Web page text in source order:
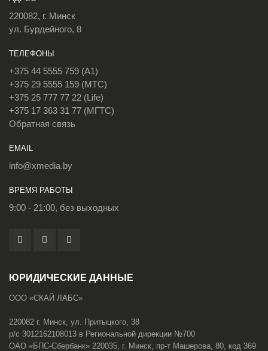
220082, г. Минск
ул. Бурдейного, 8
ТЕЛЕФОНЫ
+375 44 5555 759 (A1)
+375 29 5555 159 (МТС)
+375 25 777 77 22 (Life)
+375 17 363 31 77 (МГТС)
Обратная связь
EMAIL
info@xmedia.by
ВРЕМЯ РАБОТЫ
9:00 - 21:00, без выходных
ЮРИДИЧЕСКИЕ ДАННЫЕ
ООО «СКАЙ ЛАБС»
220082 г. Минск, ул. Притыцкого, 38
р/с 3012162108013 в Региональной дирекции №700
ОАО «БПС-Сбербанк» 220035, г. Минск, пр-т Машерова, 80, код 369